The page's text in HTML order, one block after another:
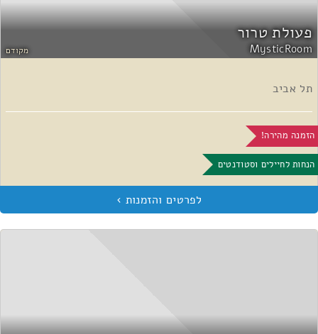
פעולת טרור
MysticRoom מקודם
תל אביב
הזמנה מהירה!
הנחות לחיילים וסטודנטים